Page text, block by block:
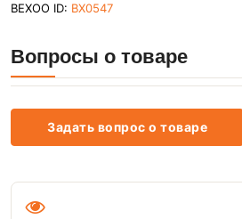
BEXOO ID: BX0547
Вопросы о товаре
Задать вопрос о товаре